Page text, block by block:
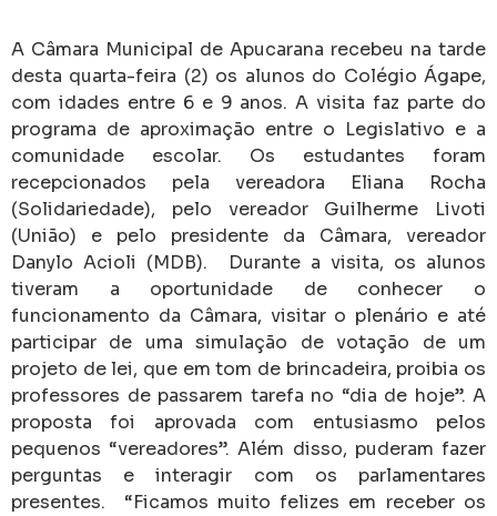
A Câmara Municipal de Apucarana recebeu na tarde
desta quarta-feira (2) os alunos do Colégio Ágape,
com idades entre 6 e 9 anos. A visita faz parte do
programa de aproximação entre o Legislativo e a
comunidade escolar. Os estudantes foram
recepcionados pela vereadora Eliana Rocha
(Solidariedade), pelo vereador Guilherme Livoti
(União) e pelo presidente da Câmara, vereador
Danylo Acioli (MDB). Durante a visita, os alunos
tiveram a oportunidade de conhecer o
funcionamento da Câmara, visitar o plenário e até
participar de uma simulação de votação de um
projeto de lei, que em tom de brincadeira, proibia os
professores de passarem tarefa no “dia de hoje”. A
proposta foi aprovada com entusiasmo pelos
pequenos “vereadores”. Além disso, puderam fazer
perguntas e interagir com os parlamentares
presentes. “Ficamos muito felizes em receber os